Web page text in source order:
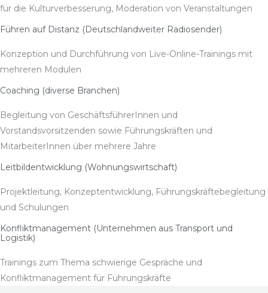
für die Kulturverbesserung, Moderation von Veranstaltungen
Führen auf Distanz (Deutschlandweiter Radiosender)
Konzeption und Durchführung von Live-Online-Trainings mit
mehreren Modulen
Coaching (diverse Branchen)
Begleitung von GeschäftsführerInnen und
Vorstandsvorsitzenden sowie Führungskräften und
MitarbeiterInnen über mehrere Jahre
Leitbildentwicklung (Wohnungswirtschaft)
Projektleitung, Konzeptentwicklung, Führungskräftebegleitung
und Schulungen
Konfliktmanagement (Unternehmen aus Transport und
Logistik)
Trainings zum Thema schwierige Gespräche und
Konfliktmanagement für Führungskräfte